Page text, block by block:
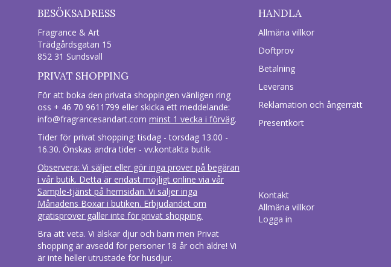
BESÖKSADRESS
Fragrance & Art
Trädgårdsgatan 15
852 31 Sundsvall
PRIVAT SHOPPING
För att boka den privata shoppingen vänligen ring
oss + 46 70 9611799 eller skicka ett meddelande:
info@fragrancesandart.com minst 1 vecka i förväg.
Tider för privat shopping: tisdag - torsdag 13.00 -
16.30. Önskas andra tider - vv.kontakta butik.
Observera: Vi säljer eller gör inga prover på begäran
i vår butik. Detta är endast möjligt online via vår
Sample-tjänst på hemsidan. Vi säljer inga
Månadens Boxar i butiken. Erbjudandet om
gratisprover gäller inte för privat shopping.
Bra att veta. Vi älskar djur och barn men Privat
shopping är avsedd för personer 18 år och äldre! Vi
är inte heller utrustade för husdjur.
HANDLA
Allmäna villkor
Doftprov
Betalning
Leverans
Reklamation och ångerrätt
Presentkort
Kontakt
Allmäna villkor
Logga in